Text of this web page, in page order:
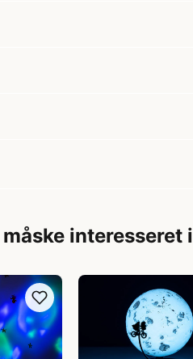
måske interesseret i